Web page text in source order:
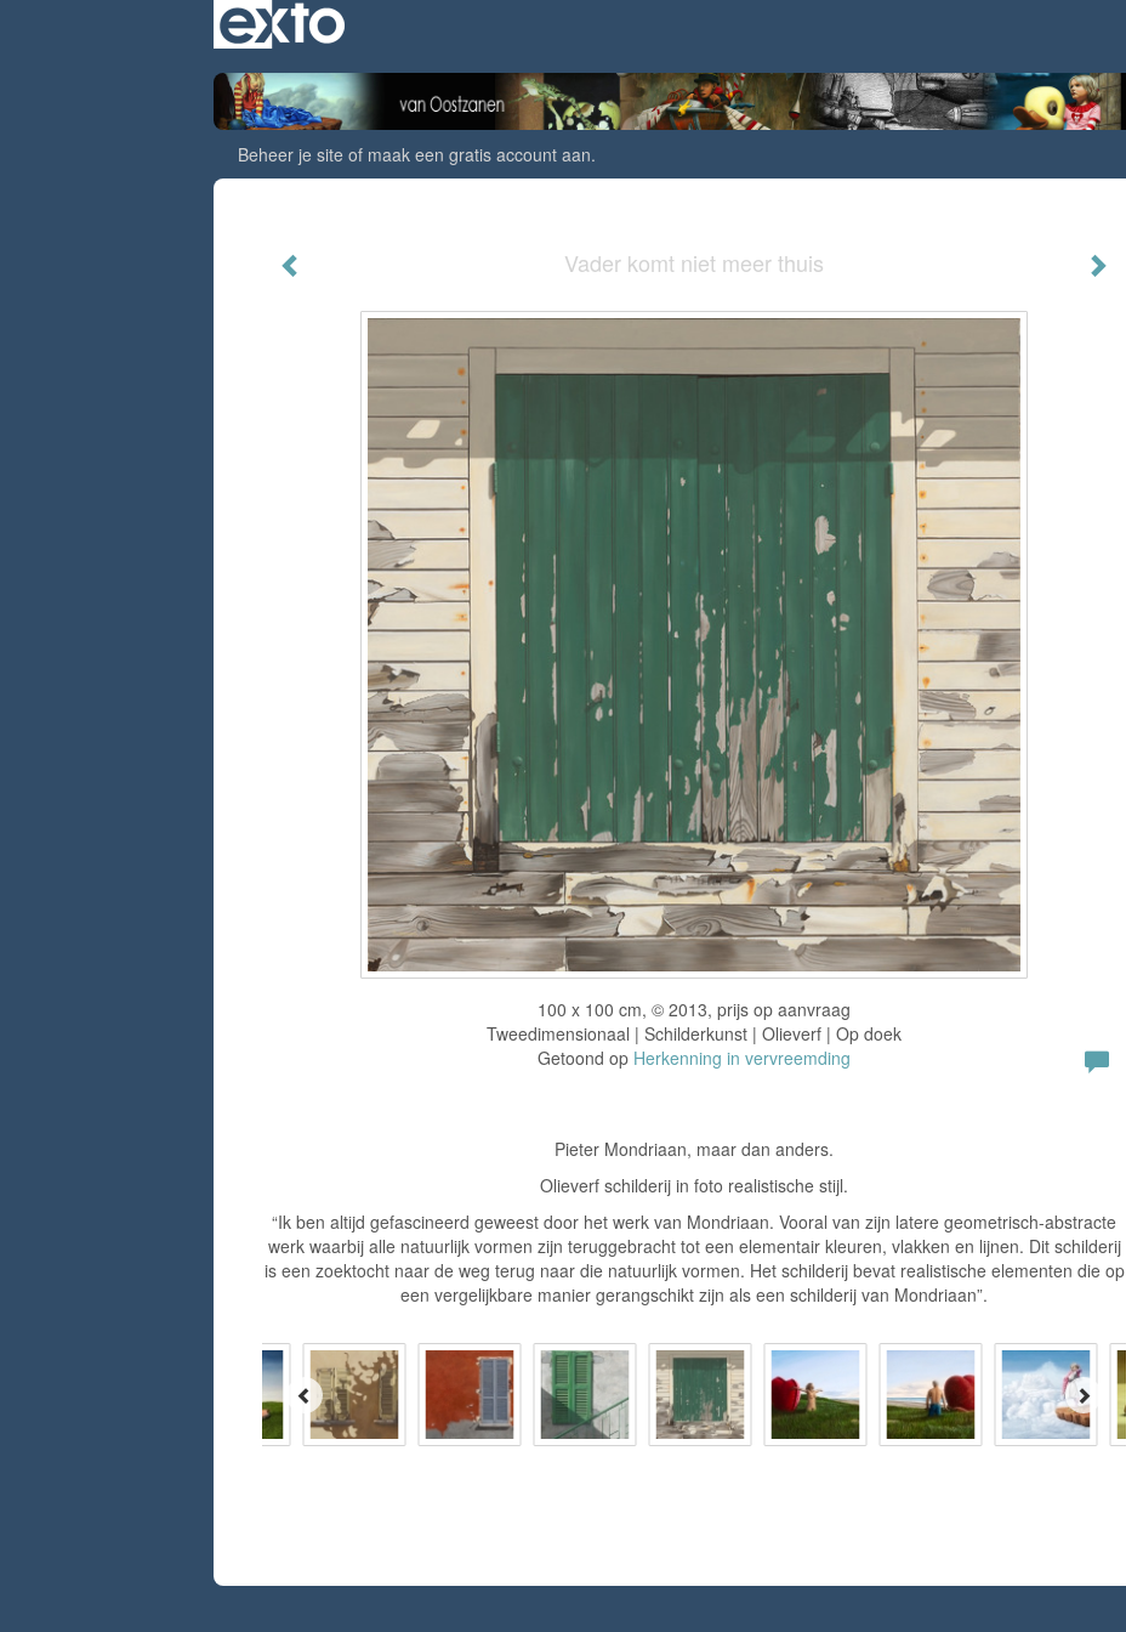
Beheer je site of maak een gratis account aan.
Vader komt niet meer thuis
100 x 100 cm, © 2013, prijs op aanvraag
Tweedimensionaal | Schilderkunst | Olieverf | Op doek
Getoond op Herkenning in vervreemding
Pieter Mondriaan, maar dan anders.
Olieverf schilderij in foto realistische stijl.
“Ik ben altijd gefascineerd geweest door het werk van Mondriaan. Vooral van zijn latere geometrisch-abstracte
werk waarbij alle natuurlijk vormen zijn teruggebracht tot een elementair kleuren, vlakken en lijnen. Dit schilderij
is een zoektocht naar de weg terug naar die natuurlijk vormen. Het schilderij bevat realistische elementen die op
een vergelijkbare manier gerangschikt zijn als een schilderij van Mondriaan”.